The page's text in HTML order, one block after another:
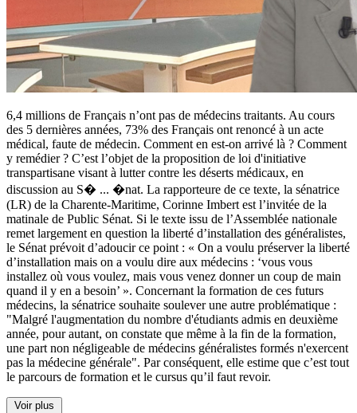
6,4 millions de Français n’ont pas de médecins traitants. Au cours
des 5 dernières années, 73% des Français ont renoncé à un acte
médical, faute de médecin. Comment en est-on arrivé là ? Comment
y remédier ? C’est l’objet de la proposition de loi d'initiative
transpartisane visant à lutter contre les déserts médicaux, en
discussion au S� ... �nat. La rapporteure de ce texte, la sénatrice
(LR) de la Charente-Maritime, Corinne Imbert est l’invitée de la
matinale de Public Sénat. Si le texte issu de l’Assemblée nationale
remet largement en question la liberté d’installation des généralistes,
le Sénat prévoit d’adoucir ce point : « On a voulu préserver la liberté
d’installation mais on a voulu dire aux médecins : ‘vous vous
installez où vous voulez, mais vous venez donner un coup de main
quand il y en a besoin’ ». Concernant la formation de ces futurs
médecins, la sénatrice souhaite soulever une autre problématique :
"Malgré l'augmentation du nombre d'étudiants admis en deuxième
année, pour autant, on constate que même à la fin de la formation,
une part non négligeable de médecins généralistes formés n'exercent
pas la médecine générale". Par conséquent, elle estime que c’est tout
le parcours de formation et le cursus qu’il faut revoir.
Voir plus